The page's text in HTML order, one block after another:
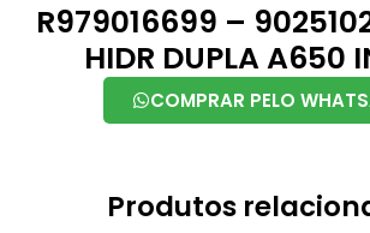
R979016699 –
HIDR DUPLA A650
COMPRAR PELO
Produtos